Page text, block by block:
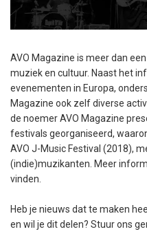
AVO Magazine is meer dan
muziek en cultuur. Naast het
evenementen in Europa,
Magazine ook zelf diverse
de noemer AVO Magazine
festivals georganiseerd,
AVO J-Music Festival (2018),
(indie)muzikanten. Meer
vinden.
Heb je nieuws dat te maken
en wil je dit delen? Stuur ons